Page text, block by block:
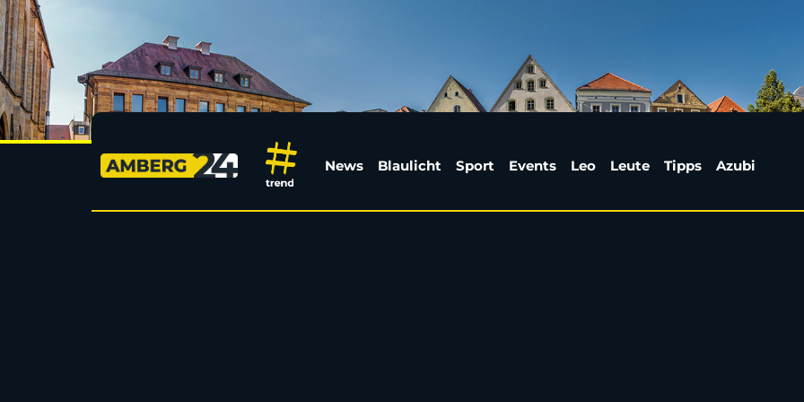
Betrunken auf dem Pedelec: Frau stürzt in
News Blaulicht Sport Events Leo Leute Tipps Azubi